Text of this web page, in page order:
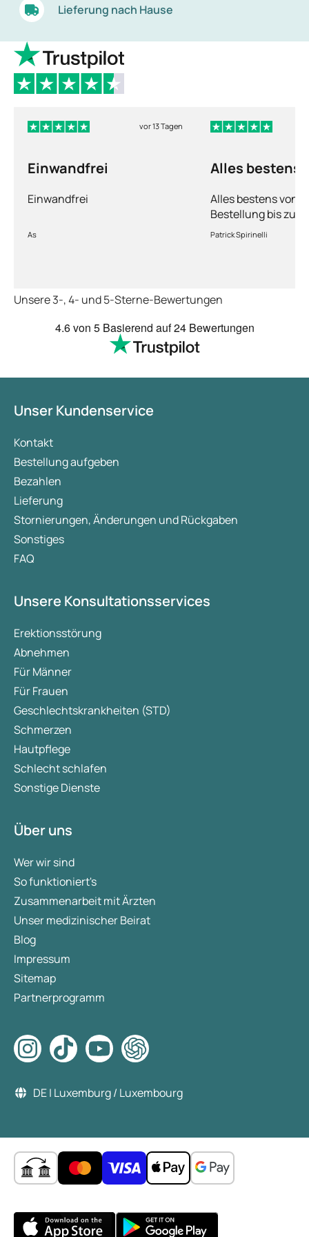
Lieferung nach Hause
vor 13 Tagen
Einwandfrei
Einwandfrei
As
Alles bestens
Alles bestens von
Bestellung bis zur
Ware sorgfältig
schnelle
Patrick Spirinelli
Unsere 3-, 4- und 5-Sterne-Bewertungen
4.6von 5 Basierend auf24 Bewertungen
Unser Kundenservice
Kontakt
Bestellung aufgeben
Bezahlen
Lieferung
Stornierungen, Änderungen und Rückgaben
Sonstiges
FAQ
Unsere Konsultationsservices
Erektionsstörung
Abnehmen
Für Männer
Für Frauen
Geschlechtskrankheiten (STD)
Schmerzen
Hautpflege
Schlecht schlafen
Sonstige Dienste
Über uns
Wer wir sind
So funktioniert's
Zusammenarbeit mit Ärzten
Unser medizinischer Beirat
Blog
Impressum
Sitemap
Partnerprogramm
DE | Luxemburg / Luxembourg